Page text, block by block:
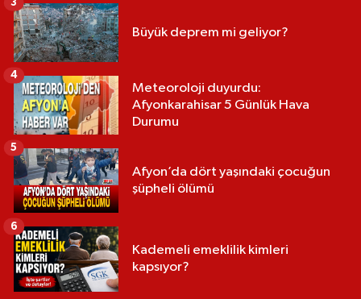
Büyük deprem mi geliyor?
3
Meteoroloji duyurdu:
Afyonkarahisar 5 Günlük Hava
Durumu
4
Afyon’da dört yaşındaki çocuğun
şüpheli ölümü
5
Kademeli emeklilik kimleri
kapsıyor?
6